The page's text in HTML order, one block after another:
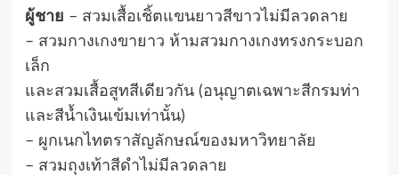
ผู้ชาย – สวมเสื้อเชิ้ตแขนยาวสีขาวไม่มีลวดลาย
– สวมกางเกงขายาว ห้ามสวมกางเกงทรงกระบอก
เล็ก
และสวมเสื้อสูทสีเดียวกัน (อนุญาตเฉพาะสีกรมท่า
และสีน้ำเงินเข้มเท่านั้น)
– ผูกเนกไทตราสัญลักษณ์ของมหาวิทยาลัย
– สวมถุงเท้าสีดำไม่มีลวดลาย